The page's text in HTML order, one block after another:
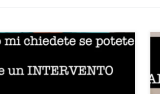
chirurgo ortopedico di anca a
San Pietro Fatebenefratelli –